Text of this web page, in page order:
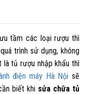
tầm các loại rượu thì
trình sử dụng, không
tủ rượu nhập khẩu thì
điện máy Hà Nội sẽ
biết khi sửa chữa tủ